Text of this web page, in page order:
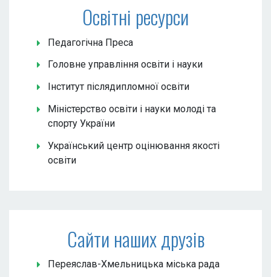
Освітні ресурси
Педагогічна Преса
Головне управління освіти і науки
Інститут післядипломної освіти
Міністерство освіти і науки молоді та
спорту України
Український центр оцінювання якості
освіти
Сайти наших друзів
Переяслав-Хмельницька міська рада